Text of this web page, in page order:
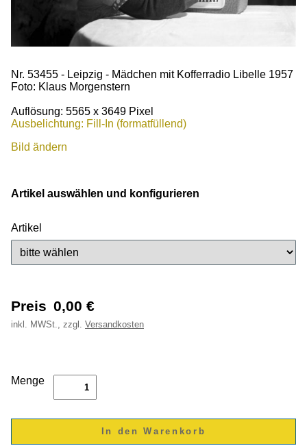
Nr. 53455 - Leipzig - Mädchen mit Kofferradio Libelle 1957
Foto: Klaus Morgenstern
Auflösung: 5565 x 3649 Pixel
Ausbelichtung: Fill-In (formatfüllend)
Bild ändern
Artikel auswählen und konfigurieren
Artikel
Preis 0,00 €
inkl. MWSt., zzgl. Versandkosten
Menge